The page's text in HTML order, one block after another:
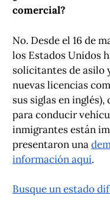
comercial?
No. Desde el 16 de
los Estados Unidos
solicitantes de asilo
nuevas licencias
sus siglas en
para conducir
inmigrantes están
presentaron una
información aquí.
Busque un estado